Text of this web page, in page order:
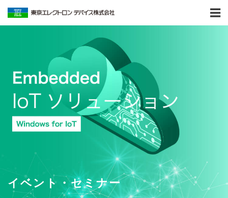
イベント・セミナー